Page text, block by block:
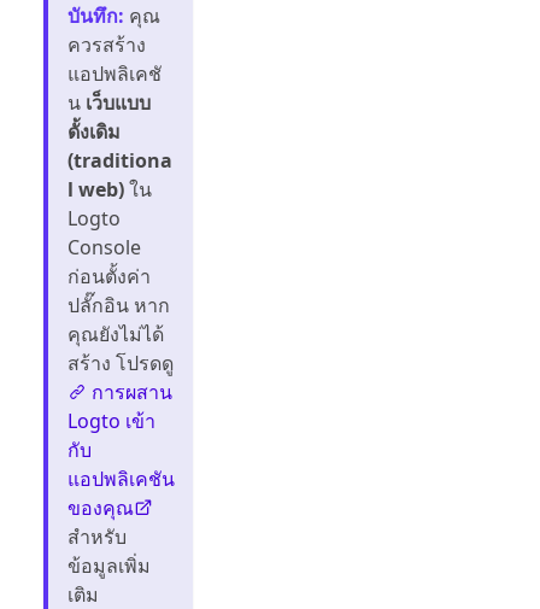
บันทึก: คุณ
ควรสร้าง
แอปพลิเคชั
น เว็บแบบ
ดั้งเดิม
(traditiona
l web)ใน
Logto
Console
ก่อนตั้งค่า
ปลั๊กอิน หาก
คุณยังไม่ได้
สร้าง โปรดดู
การผสาน
Logto เข้า
กับ
แอปพลิเคชัน
ของคุณ
สำหรับ
ข้อมูลเพิ่ม
เติม